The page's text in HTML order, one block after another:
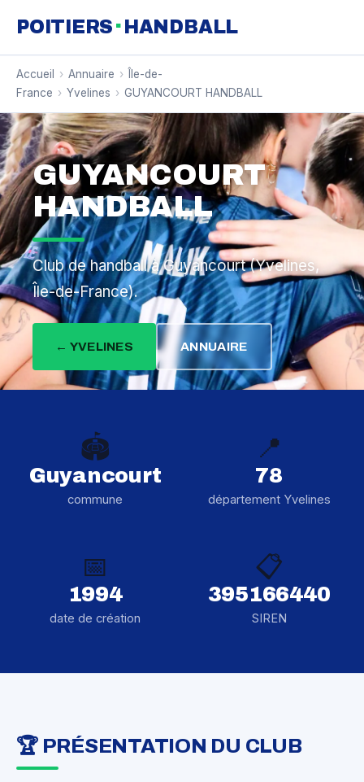
POITIERS · HANDBALL
Accueil › Annuaire ›
Île-de-
France › Yvelines › GUYANCOURT HANDBALL
GUYANCOURT
HANDBALL
Club de handball à Guyancourt (Yvelines,
Île-de-France).
← YVELINES ANNUAIRE
🏟️
Guyancourt
commune
📍
78
département Yvelines
📅
1994
date de création
📋
395166440
SIREN
🏆 PRÉSENTATION DU CLUB